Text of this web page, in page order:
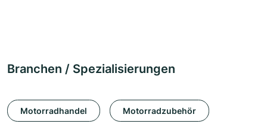
Branchen / Spezialisierungen
Motorradhandel Motorradzubehör